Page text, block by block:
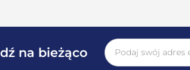
na bieżąco